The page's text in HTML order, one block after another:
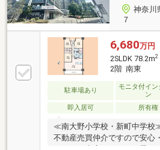
神奈川
７
6,680万円
2SLDK 78.2m2
2階 南東
駐車場あり
モニタ付イン
ン
即入居可 所有権
≪南大野小学校・新町中学校
不動産売買仲介ですので安心